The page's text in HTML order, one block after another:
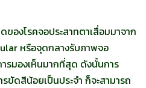
องโรคจอประสาทตาเสื่อมมาจาก
หรือจุดกลางรับภาพจอ
รมองเห็นมากที่สุด ดังนั้นการ
ดสีน้อยเป็นประจำ ก็จะสามารถ